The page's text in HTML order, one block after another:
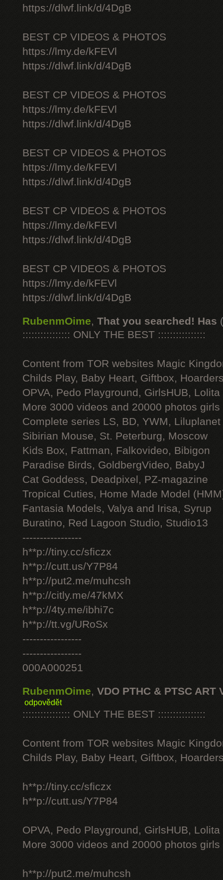
https://dlwf.link/d/4DgB
BEST CP VIDEOS & PHOTOS
https://lmy.de/kFEVl
https://dlwf.link/d/4DgB
BEST CP VIDEOS & PHOTOS
https://lmy.de/kFEVl
https://dlwf.link/d/4DgB
BEST CP VIDEOS & PHOTOS
https://lmy.de/kFEVl
https://dlwf.link/d/4DgB
BEST CP VIDEOS & PHOTOS
https://lmy.de/kFEVl
https://dlwf.link/d/4DgB
BEST CP VIDEOS & PHOTOS
https://lmy.de/kFEVl
https://dlwf.link/d/4DgB
RubenmOime, That you searched! Has
:::::::::::::::: ONLY THE BEST ::::::::::::::::
Content from TOR websites Magic
Childs Play, Baby Heart, Giftbox,
OPVA, Pedo Playground, GirlsHUB, Lolita
More 3000 videos and 20000 photos
Complete series LS, BD, YWM, Liluplanet
Sibirian Mouse, St. Peterburg, Moscow
Kids Box, Fattman, Falkovideo, Bibigon
Paradise Birds, GoldbergVideo, BabyJ
Cat Goddess, Deadpixel, PZ-magazine
Tropical Cuties, Home Made Model
Fantasia Models, Valya and Irisa, Syrup
Buratino, Red Lagoon Studio, Studio13
-----------------
h**p://tiny.cc/sficzx
h**p://cutt.us/Y7P84
h**p://put2.me/muhcsh
h**p://citly.me/47kMX
h**p://4ty.me/ibhi7c
h**p://tt.vg/URoSx
-----------------
-----------------
000A000251
RubenmOime, VDO PTHC & PTSC ART
odpovědět
:::::::::::::::: ONLY THE BEST ::::::::::::::::
Content from TOR websites Magic
Childs Play, Baby Heart, Giftbox,
h**p://tiny.cc/sficzx
h**p://cutt.us/Y7P84
OPVA, Pedo Playground, GirlsHUB, Lolita
More 3000 videos and 20000 photos
h**p://put2.me/muhcsh